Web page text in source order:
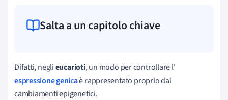
Salta a un capitolo chiave
Difatti, neglieucarioti, un modo per controllare l'
espressione genicaè rappresentato proprio dai
cambiamenti epigenetici.